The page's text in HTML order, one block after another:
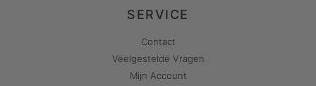
SERVICE
Contact
Veelgestelde Vragen
Mijn Account